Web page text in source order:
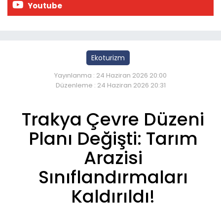
Youtube
Ekoturizm
Yayınlanma : 24 Haziran 2026 20:00
Düzenleme : 24 Haziran 2026 20:31
Trakya Çevre Düzeni
Planı Değişti: Tarım
Arazisi
Sınıflandırmaları
Kaldırıldı!